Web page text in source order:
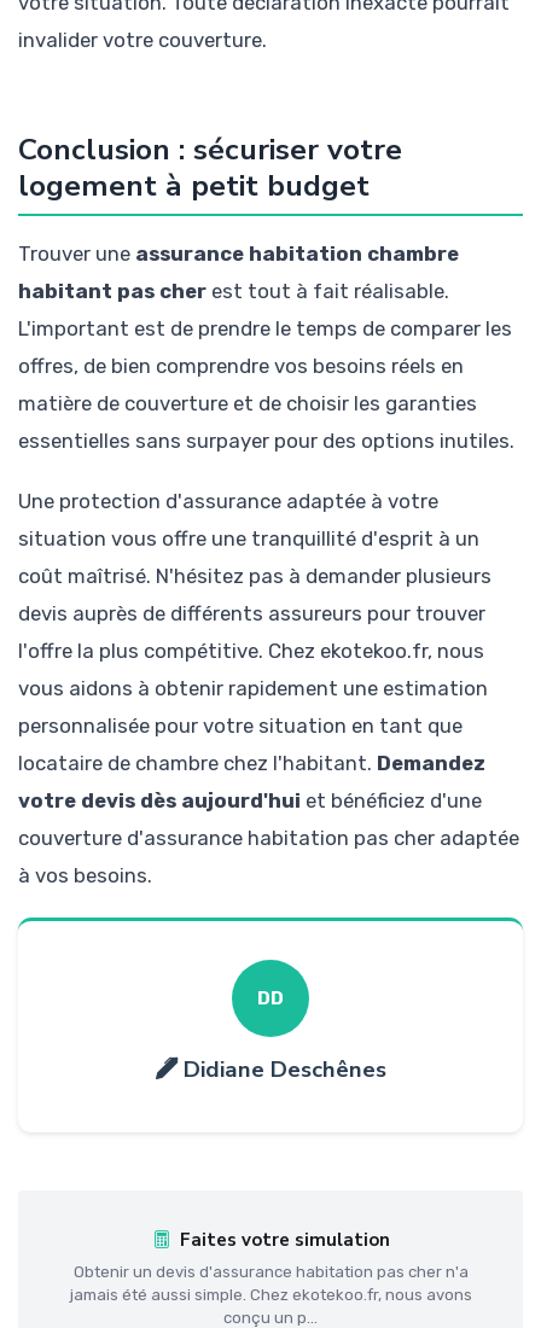
invalider votre couverture.
Conclusion : sécuriser votre
logement à petit budget
Trouver une assurance habitation chambre
habitant pas cher est tout à fait réalisable.
L'important est de prendre le temps de comparer les
offres, de bien comprendre vos besoins réels en
matière de couverture et de choisir les garanties
essentielles sans surpayer pour des options inutiles.
Une protection d'assurance adaptée à votre
situation vous offre une tranquillité d'esprit à un
coût maîtrisé. N'hésitez pas à demander plusieurs
devis auprès de différents assureurs pour trouver
l'offre la plus compétitive. Chez ekotekoo.fr, nous
vous aidons à obtenir rapidement une estimation
personnalisée pour votre situation en tant que
locataire de chambre chez l'habitant. Demandez
votre devis dès aujourd'hui et bénéficiez d'une
couverture d'assurance habitation pas cher adaptée
à vos besoins.
DD
Didiane Deschênes
Faites votre simulation
Obtenir un devis d'assurance habitation pas cher n'a
jamais été aussi simple. Chez ekotekoo.fr, nous avons
conçu un p...